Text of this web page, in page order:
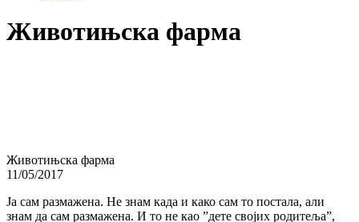
Животињска фарма
Животињска фарма
11/05/2017
Ја сам размажена. Не знам када и како сам то постала, али
знам да сам размажена. И то не као ”дете својих родитеља”,